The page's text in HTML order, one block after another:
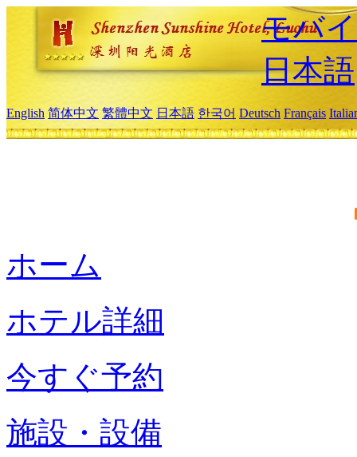
モバ
日本語
English 简体中文 繁體中文 日本語 한국어 Deutsch Français
ホーム
ホテル詳細
今すぐ予約
施設・設備